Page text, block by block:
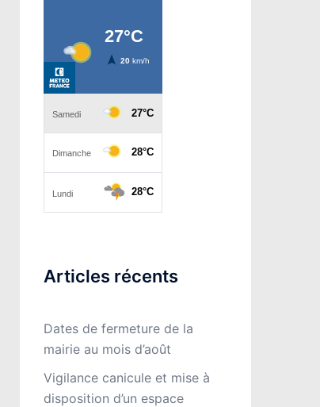
Articles récents
Dates de fermeture de la
mairie au mois d’août
Vigilance canicule et mise à
disposition d’un espace